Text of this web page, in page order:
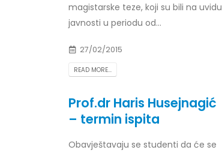
magistarske teze, koji su bili na uvidu
javnosti u periodu od...
27/02/2015
READ MORE...
Prof.dr Haris Husejnagić
– termin ispita
Obavještavaju se studenti da će se